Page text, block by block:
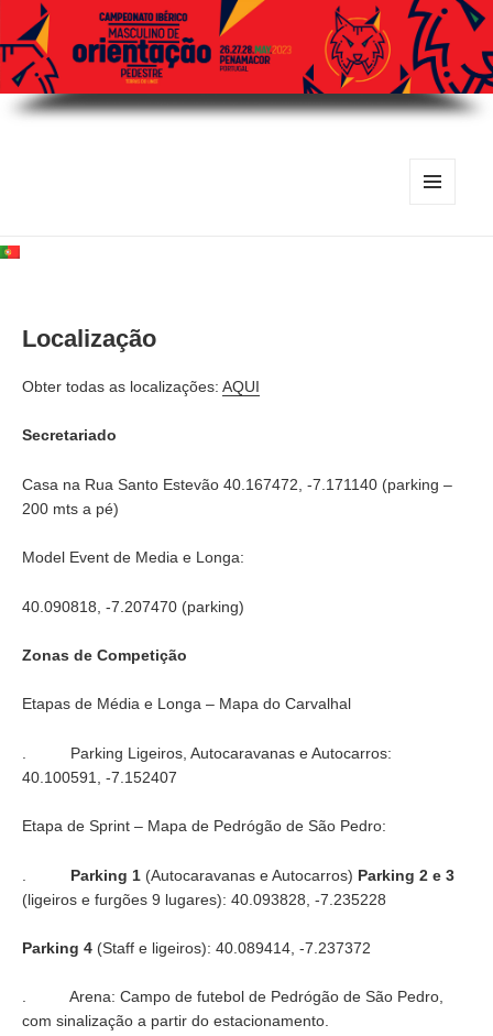
Localização
Obter todas as localizações: AQUI
Secretariado
Casa na Rua Santo Estevão 40.167472, -7.171140 (parking –
200 mts a pé)
Model Event de Media e Longa:
40.090818, -7.207470 (parking)
Zonas de Competição
Etapas de Média e Longa – Mapa do Carvalhal
. Parking Ligeiros, Autocaravanas e Autocarros:
40.100591, -7.152407
Etapa de Sprint – Mapa de Pedrógão de São Pedro:
Parking 1 (Autocaravanas e Autocarros) Parking 2 e 3
(ligeiros e furgões 9 lugares): 40.093828, -7.235228
Parking 4 (Staff e ligeiros): 40.089414, -7.237372
. Arena: Campo de futebol de Pedrógão de São Pedro,
com sinalização a partir do estacionamento.